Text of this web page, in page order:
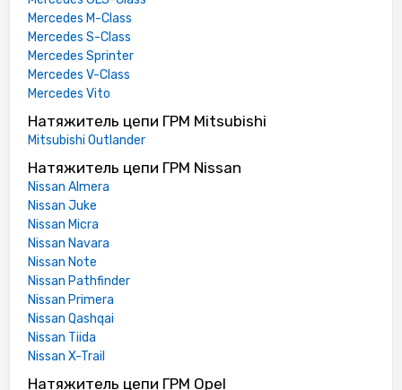
Mercedes M-Class
Mercedes S-Class
Mercedes Sprinter
Mercedes V-Class
Mercedes Vito
Натяжитель цепи ГРМ Mitsubishi
Mitsubishi Outlander
Натяжитель цепи ГРМ Nissan
Nissan Almera
Nissan Juke
Nissan Micra
Nissan Navara
Nissan Note
Nissan Pathfinder
Nissan Primera
Nissan Qashqai
Nissan Tiida
Nissan X-Trail
Натяжитель цепи ГРМ Opel